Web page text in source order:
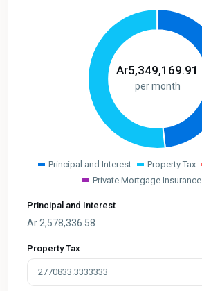
Ar5,349,169.91
per month
Principal and Interest Property Tax
Private Mortgage Insurance
Principal and Interest
Ar 2,578,336.58
Property Tax